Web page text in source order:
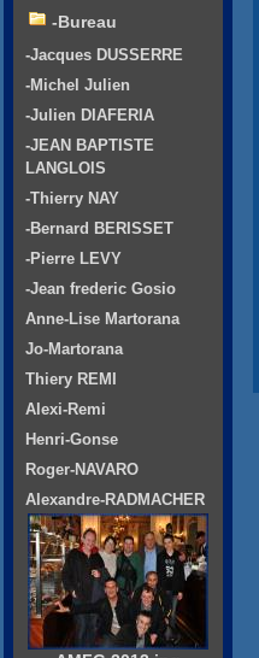
-Bureau
-Jacques DUSSERRE
-Michel Julien
-Julien DIAFERIA
-JEAN BAPTISTE
LANGLOIS
-Thierry NAY
-Bernard BERISSET
-Pierre LEVY
-Jean frederic Gosio
Anne-Lise Martorana
Jo-Martorana
Thiery REMI
Alexi-Remi
Henri-Gonse
Roger-NAVARO
Alexandre-RADMACHER